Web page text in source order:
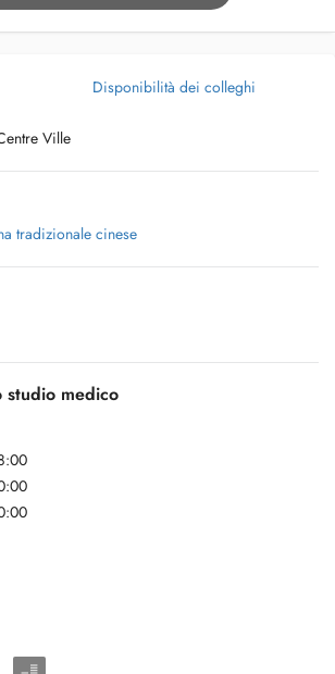
Ville
Disponibilità dei colleghi
tradizionale cinese
studio medico